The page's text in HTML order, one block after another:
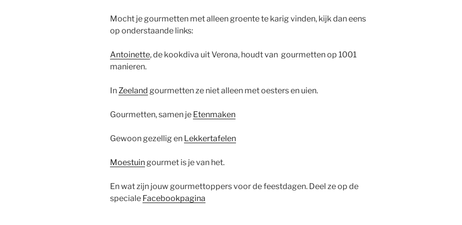
Mocht je gourmetten met alleen groente te karig vinden, kijk dan eens
op onderstaande links:
Antoinette, de kookdiva uit Verona, houdt van gourmetten op 1001
manieren.
In Zeeland gourmetten ze niet alleen met oesters en uien.
Gourmetten, samen je Etenmaken
Gewoon gezellig en Lekkertafelen
Moestuin gourmet is je van het.
En wat zijn jouw gourmettoppers voor de feestdagen. Deel ze op de
speciale Facebookpagina